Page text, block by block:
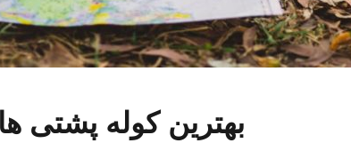
بهترین کوله پشتی